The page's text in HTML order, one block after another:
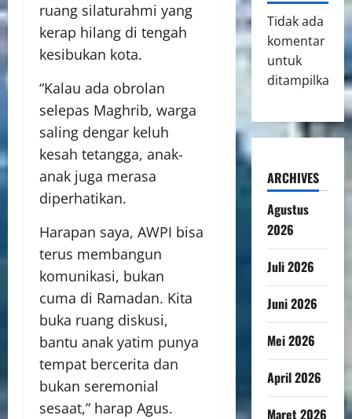
ruang silaturahmi yang
kerap hilang di tengah
kesibukan kota.
“Kalau ada obrolan
selepas Maghrib, warga
saling dengar keluh
kesah tetangga, anak-
anak juga merasa
diperhatikan.
Harapan saya, AWPI bisa
terus membangun
komunikasi, bukan
cuma di Ramadan. Kita
buka ruang diskusi,
bantu anak yatim punya
tempat bercerita dan
bukan seremonial
sesaat,” harap Agus.
Tidak ada
komentar
untuk
ditampilkan.
ARCHIVES
Agustus
2026
Juli 2026
Juni 2026
Mei 2026
April 2026
Maret 2026